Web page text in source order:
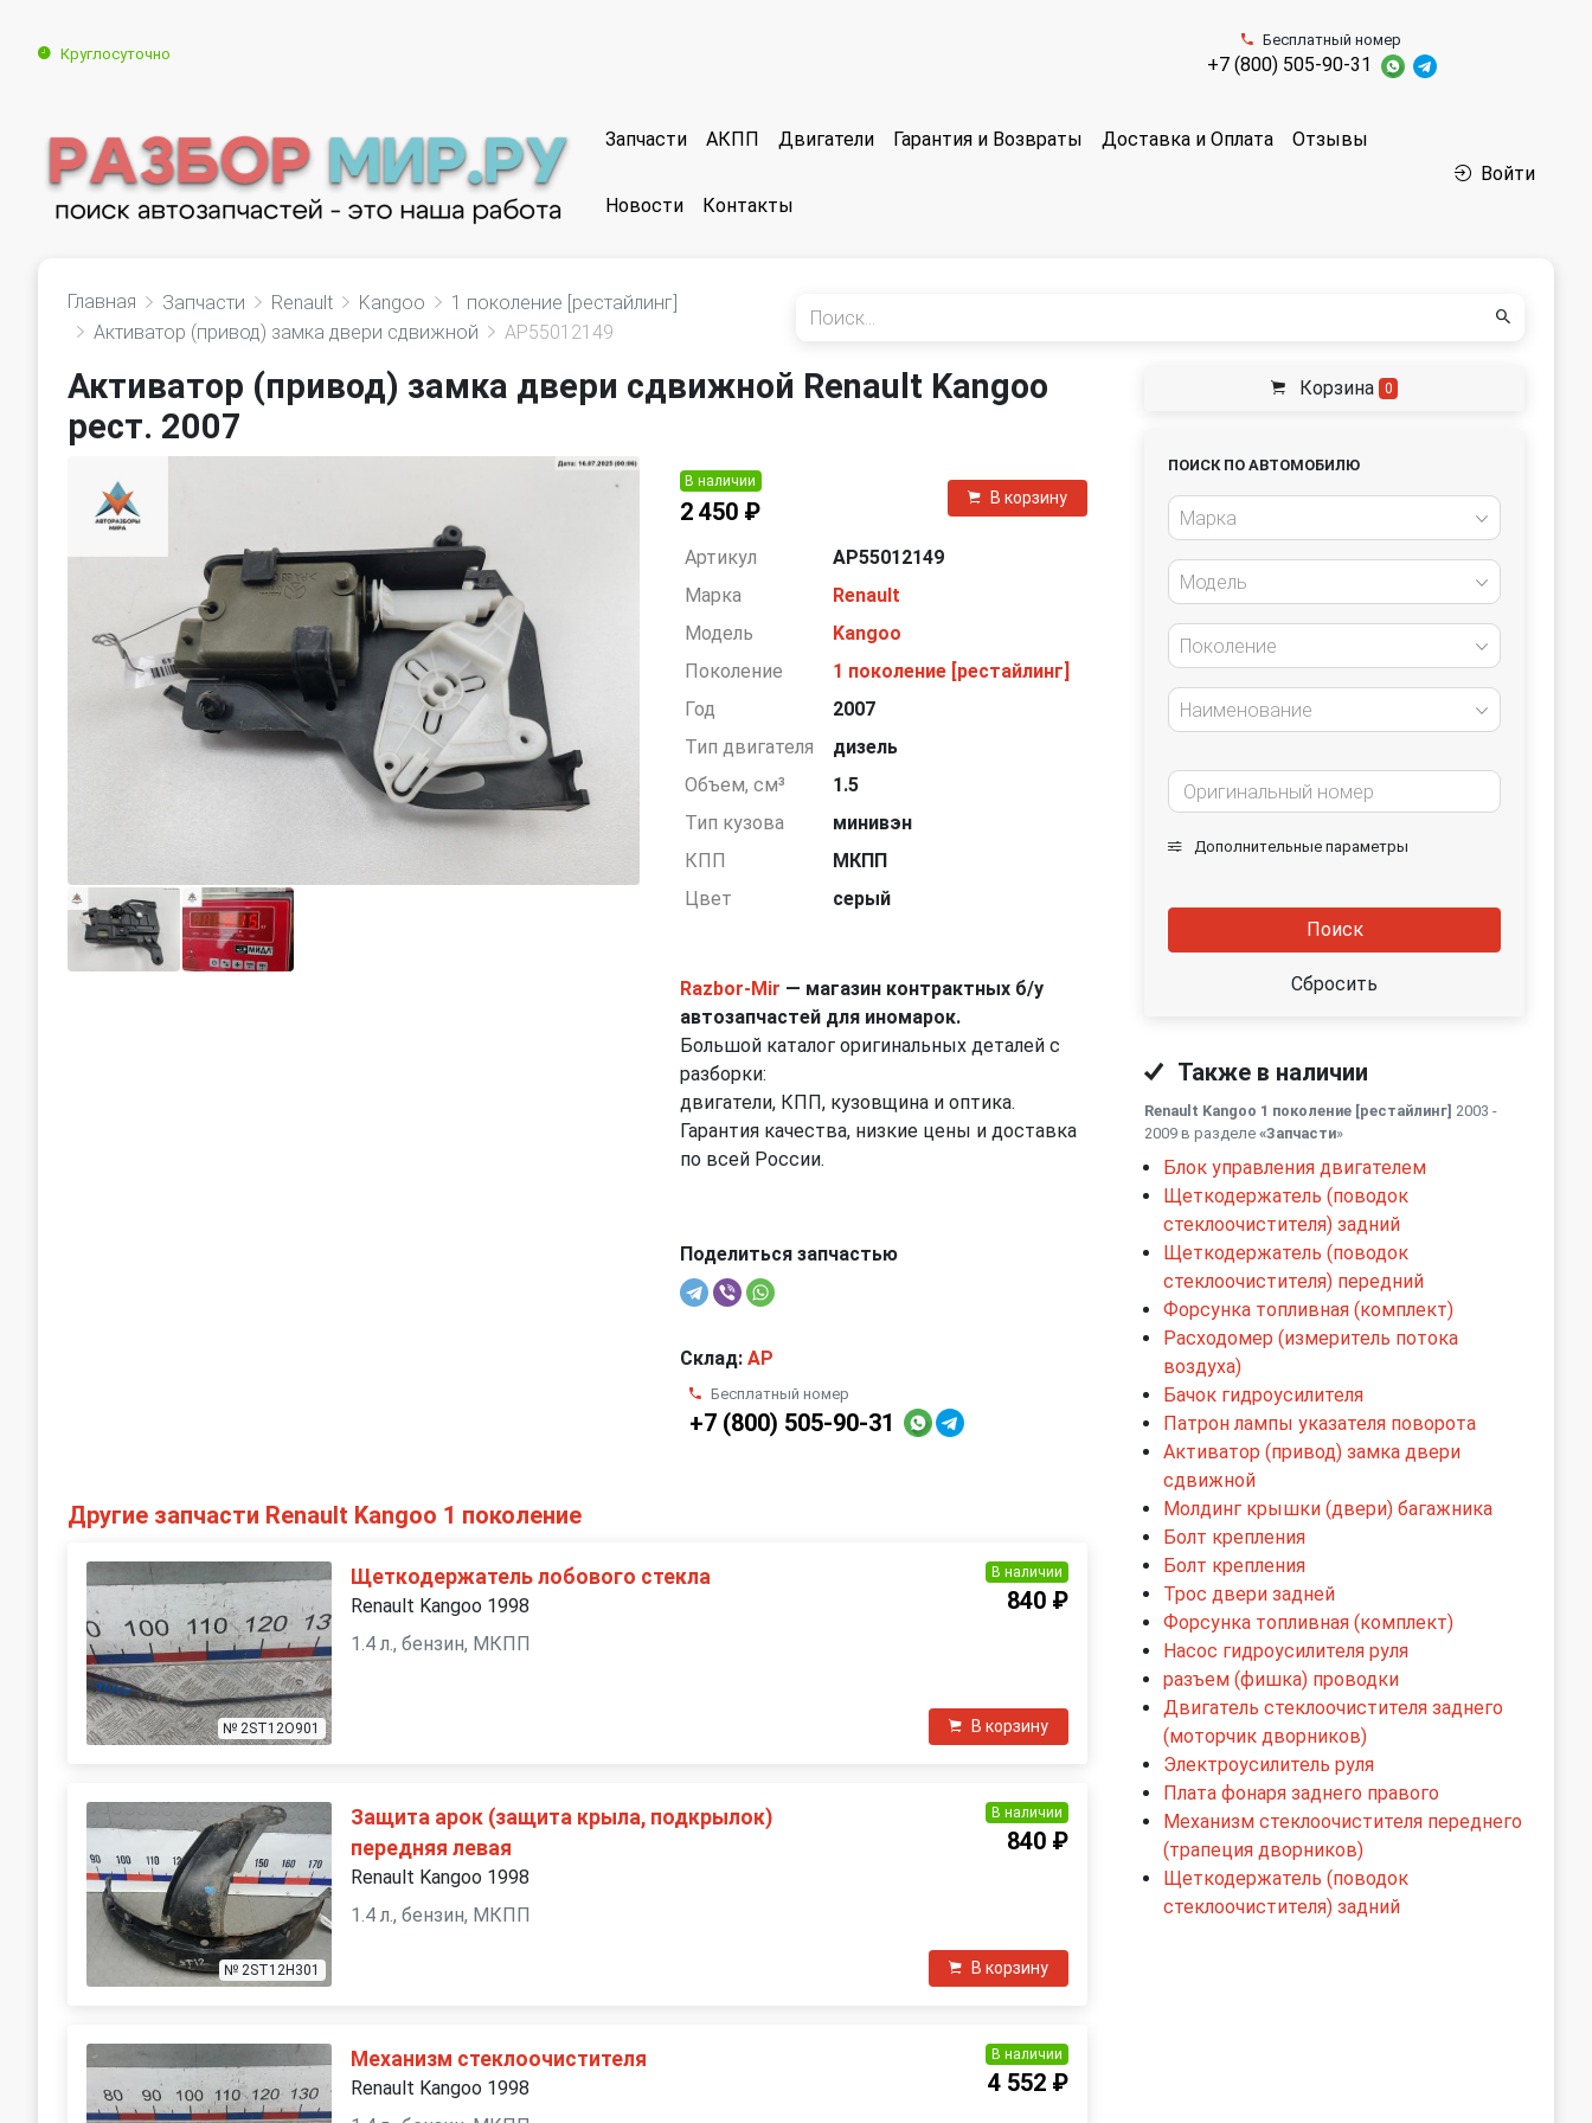
Круглосуточно
Бесплатный номер
+7 (800) 505-90-31
Запчасти АКПП Двигатели Гарантия и Возвраты Доставка и Оплата Отзывы
Новости Контакты
Войти
Главная Запчасти Renault Kangoo
1 поколение [рестайлинг]
Активатор (привод) замка двери сдвижной
AP55012149
Активатор (привод) замка двери сдвижной Renault Kangoo
рест. 2007
В наличии
2 450 ₽
В корзину
Артикул
AP55012149
Марка
Renault
Модель
Kangoo
Поколение
1 поколение [рестайлинг]
Год
2007
Тип двигателя
дизель
Объем, см³
1.5
Тип кузова
минивэн
КПП
МКПП
Цвет
серый
Razbor-Mir — магазин контрактных б/у
автозапчастей для иномарок.
Большой каталог оригинальных деталей с
разборки:
двигатели, КПП, кузовщина и оптика.
Гарантия качества, низкие цены и доставка
по всей России.
Поделиться запчастью
Склад: AP
Бесплатный номер
+7 (800) 505-90-31
Другие запчасти Renault Kangoo 1 поколение
№ 2ST12O901
Щеткодержатель лобового стекла
Renault Kangoo 1998
1.4 л., бензин, МКПП
В наличии
840 ₽
В корзину
№ 2ST12H301
Защита арок (защита крыла, подкрылок)
передняя левая
Renault Kangoo 1998
1.4 л., бензин, МКПП
В наличии
840 ₽
В корзину
Механизм стеклоочистителя
Renault Kangoo 1998
В наличии
4 552 ₽
Корзина 0
ПОИСК ПО АВТОМОБИЛЮ
Марка
Модель
Поколение
Наименование
Дополнительные параметры
Поиск
Сбросить
Также в наличии
Renault Kangoo 1 поколение [рестайлинг] 2003 -
2009 в разделе «Запчасти»
Блок управления двигателем
Щеткодержатель (поводок
стеклоочистителя) задний
Щеткодержатель (поводок
стеклоочистителя) передний
Форсунка топливная (комплект)
Расходомер (измеритель потока
воздуха)
Бачок гидроусилителя
Патрон лампы указателя поворота
Активатор (привод) замка двери
сдвижной
Молдинг крышки (двери) багажника
Болт крепления
Болт крепления
Трос двери задней
Форсунка топливная (комплект)
Насос гидроусилителя руля
разъем (фишка) проводки
Двигатель стеклоочистителя заднего
(моторчик дворников)
Электроусилитель руля
Плата фонаря заднего правого
Механизм стеклоочистителя переднего
(трапеция дворников)
Щеткодержатель (поводок
стеклоочистителя) задний